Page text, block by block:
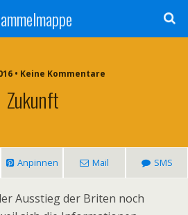
• Keine Kommentare
Zukunft
Anpinnen Mail SMS
Ausstieg der Briten noch